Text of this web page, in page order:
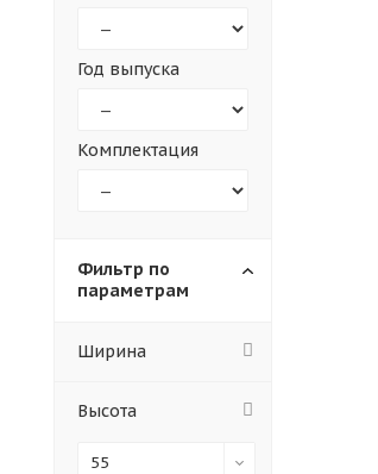
Год выпуска
Комплектация
Фильтр по
параметрам
Ширина
Высота
55